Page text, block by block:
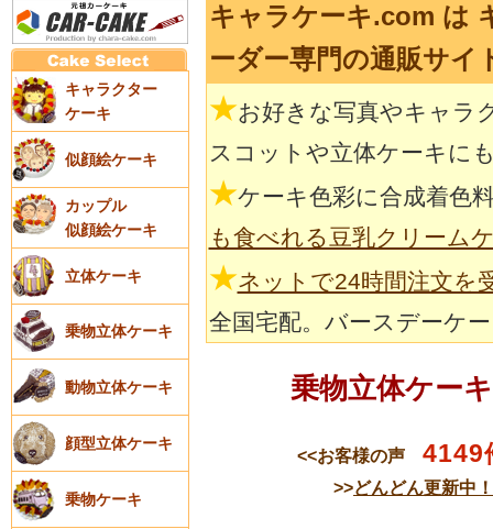
キャラクター
ケーキ
似顔絵ケーキ
カップル
似顔絵ケーキ
立体ケーキ
乗物立体ケーキ
動物立体ケーキ
顔型立体ケーキ
乗物ケーキ
キャラケーキ.com は
ーダー専門の通販サイ
★お好きな写真やキャラ
スコットや立体ケーキに
★ケーキ色彩に合成着色
も食べれる豆乳クリーム
★ネットで24時間注文を
全国宅配。バースデーケ
乗物立体ケー
<<お客様の声 4149
>>どんどん更新中